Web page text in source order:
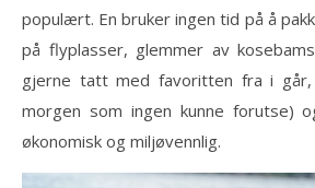
populært. En bruker ingen tid på å
på flyplasser, glemmer av
gjerne tatt med favoritten fra i
morgen som ingen kunne forutse)
økonomisk og miljøvennlig.